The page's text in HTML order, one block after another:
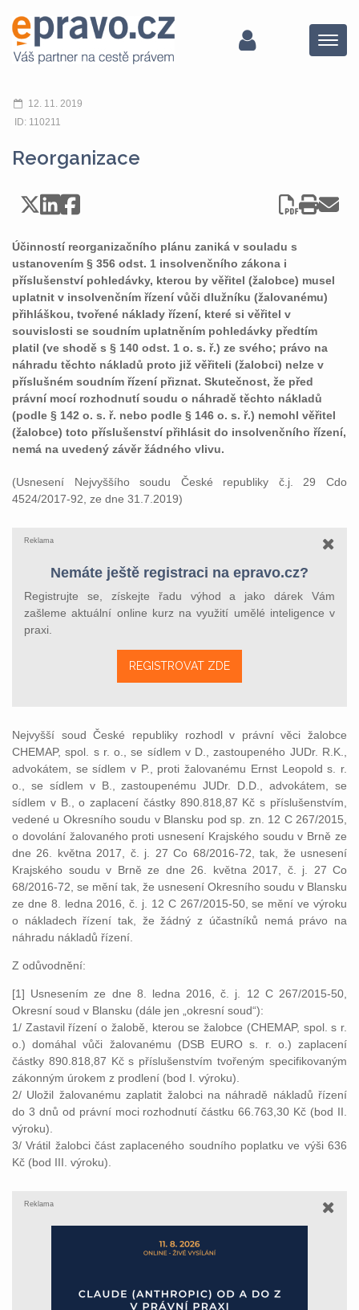
Menu
12. 11. 2019
ID: 110211
Reorganizace
Účinností reorganizačního plánu zaniká v souladu s
ustanovením § 356 odst. 1 insolvenčního zákona i
příslušenství pohledávky, kterou by věřitel (žalobce) musel
uplatnit v insolvenčním řízení vůči dlužníku (žalovanému)
přihláškou, tvořené náklady řízení, které si věřitel v
souvislosti se soudním uplatněním pohledávky předtím
platil (ve shodě s § 140 odst. 1 o. s. ř.) ze svého; právo na
náhradu těchto nákladů proto již věřiteli (žalobci) nelze v
příslušném soudním řízení přiznat. Skutečnost, že před
právní mocí rozhodnutí soudu o náhradě těchto nákladů
(podle § 142 o. s. ř. nebo podle § 146 o. s. ř.) nemohl věřitel
(žalobce) toto příslušenství přihlásit do insolvenčního řízení,
nemá na uvedený závěr žádného vlivu.
(Usnesení Nejvyššího soudu České republiky č.j. 29 Cdo
4524/2017-92, ze dne 31.7.2019)
Reklama
Nemáte ještě registraci na epravo.cz?
Registrujte se, získejte řadu výhod a jako dárek Vám
zašleme aktuální online kurz na využití umělé inteligence v
praxi.
REGISTROVAT ZDE
Nejvyšší soud České republiky rozhodl v právní věci žalobce
CHEMAP, spol. s r. o., se sídlem v D., zastoupeného JUDr. R.K.,
advokátem, se sídlem v P., proti žalovanému Ernst Leopold s. r.
o., se sídlem v B., zastoupenému JUDr. D.D., advokátem, se
sídlem v B., o zaplacení částky 890.818,87 Kč s příslušenstvím,
vedené u Okresního soudu v Blansku pod sp. zn. 12 C 267/2015,
o dovolání žalovaného proti usnesení Krajského soudu v Brně ze
dne 26. května 2017, č. j. 27 Co 68/2016-72, tak, že usnesení
Krajského soudu v Brně ze dne 26. května 2017, č. j. 27 Co
68/2016-72, se mění tak, že usnesení Okresního soudu v Blansku
ze dne 8. ledna 2016, č. j. 12 C 267/2015-50, se mění ve výroku
o nákladech řízení tak, že žádný z účastníků nemá právo na
náhradu nákladů řízení.
Z odůvodnění:
[1] Usnesením ze dne 8. ledna 2016, č. j. 12 C 267/2015-50,
Okresní soud v Blansku (dále jen „okresní soud“):
1/ Zastavil řízení o žalobě, kterou se žalobce (CHEMAP, spol. s r.
o.) domáhal vůči žalovanému (DSB EURO s. r. o.) zaplacení
částky 890.818,87 Kč s příslušenstvím tvořeným specifikovaným
zákonným úrokem z prodlení (bod I. výroku).
2/ Uložil žalovanému zaplatit žalobci na náhradě nákladů řízení
do 3 dnů od právní moci rozhodnutí částku 66.763,30 Kč (bod II.
výroku).
3/ Vrátil žalobci část zaplaceného soudního poplatku ve výši 636
Kč (bod III. výroku).
Reklama